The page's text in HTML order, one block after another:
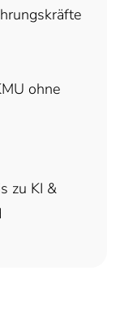
ohne
zu KI &